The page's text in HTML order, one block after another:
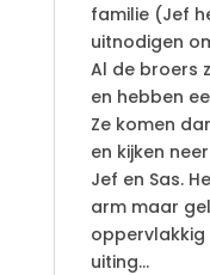
familie (Jef
uitnodigen
Al de broers
en hebben
Ze komen
en kijken
Jef en Sas.
arm maar
uiting…